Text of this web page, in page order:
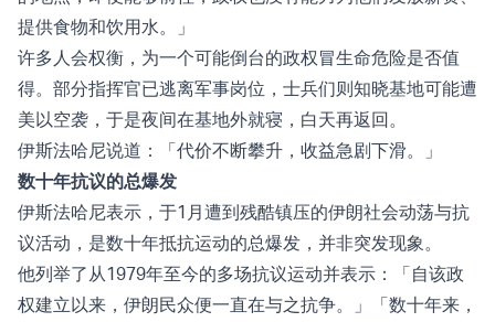
提供食物和饮用水。」
许多人会权衡，为一个可能倒台的政权冒生命危险是否值
得。部分指挥官已逃离军事岗位，士兵们则知晓基地可能遭
美以空袭，于是夜间在基地外就寝，白天再返回。
伊斯法哈尼说道：「代价不断攀升，收益急剧下滑。」
数十年抗议的总爆发
伊斯法哈尼表示，于1月遭到残酷镇压的伊朗社会动荡与抗
议活动，是数十年抵抗运动的总爆发，并非突发现象。
他列举了从1979年至今的多场抗议运动并表示：「自该政
权建立以来，伊朗民众便一直在与之抗争。」「数十年来，